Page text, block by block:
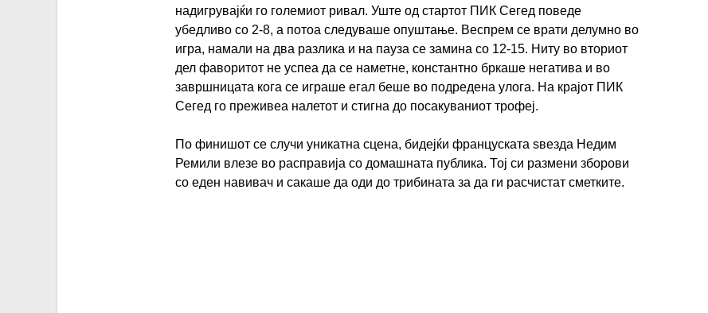
надигрувајќи го големиот ривал. Уште од стартот ПИК Сегед поведе
убедливо со 2-8, а потоа следуваше опуштање. Веспрем се врати делумно во
игра, намали на два разлика и на пауза се замина со 12-15. Ниту во вториот
дел фаворитот не успеа да се наметне, константно бркаше негатива и во
завршницата кога се играше егал беше во подредена улога. На крајот ПИК
Сегед го преживеа налетот и стигна до посакуваниот трофеј.
По финишот се случи уникатна сцена, бидејќи француската ѕвезда Недим
Ремили влезе во расправија со домашната публика. Тој си размени зборови
со еден навивач и сакаше да оди до трибината за да ги расчистат сметките.